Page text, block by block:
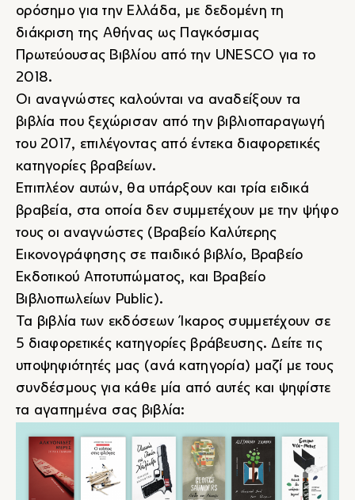
ορόσημο για την Ελλάδα, με δεδομένη τη
διάκριση της Αθήνας ως Παγκόσμιας
Πρωτεύουσας Βιβλίου από την UNESCO για το
2018.
Οι αναγνώστες καλούνται να αναδείξουν τα
βιβλία που ξεχώρισαν από την βιβλιοπαραγωγή
του 2017, επιλέγοντας από έντεκα διαφορετικές
κατηγορίες βραβείων.
Επιπλέον αυτών, θα υπάρξουν και τρία ειδικά
βραβεία, στα οποία δεν συμμετέχουν με την ψήφο
τους οι αναγνώστες (Βραβείο Καλύτερης
Εικονογράφησης σε παιδικό βιβλίο, Βραβείο
Εκδοτικού Αποτυπώματος, και Βραβείο
Βιβλιοπωλείων Public).
Τα βιβλία των εκδόσεων Ίκαρος συμμετέχουν σε
5 διαφορετικές κατηγορίες βράβευσης. Δείτε τις
υποψηφιότητές μας (ανά κατηγορία) μαζί με τους
συνδέσμους για κάθε μία από αυτές και ψηφίστε
τα αγαπημένα σας βιβλία: